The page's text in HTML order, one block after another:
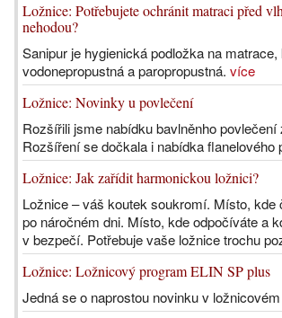
Ložnice: Potřebujete ochránit matraci před
nehodou?
Sanipur je hygienická podložka na matrace,
vodonepropustná a paropropustná. více
Ložnice: Novinky u povlečení
Rozšířili jsme nabídku bavlněnho povlečení
Rozšíření se dočkala i nabídka flanelového
Ložnice: Jak zařídit harmonickou ložnici?
Ložnice – váš koutek soukromí. Místo, kde
po náročném dni. Místo, kde odpočíváte a
v bezpečí. Potřebuje vaše ložnice trochu
Ložnice: Ložnicový program ELIN SP plus
Jedná se o naprostou novinku v